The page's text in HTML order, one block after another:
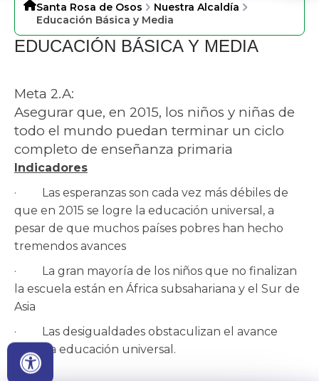
Santa Rosa de Osos
Nuestra Alcaldía
Educación Básica y Media
​​EDUCACIÓN BÁSICA Y MEDIA
Meta 2.A:
Asegurar que, en 2015, los niños y niñas de
todo el mundo puedan terminar un ciclo
completo de enseñanza primaria
Indicadores
· Las esperanzas son cada vez más débiles de
que en 2015 se logre la educación universal, a
pesar de que muchos países pobres han hecho
tremendos avances
· La gran mayoría de los niños que no finalizan
la escuela están en África subsahariana y el Sur de
Asia
· Las desigualdades obstaculizan el avance
hacia la educación universal​.